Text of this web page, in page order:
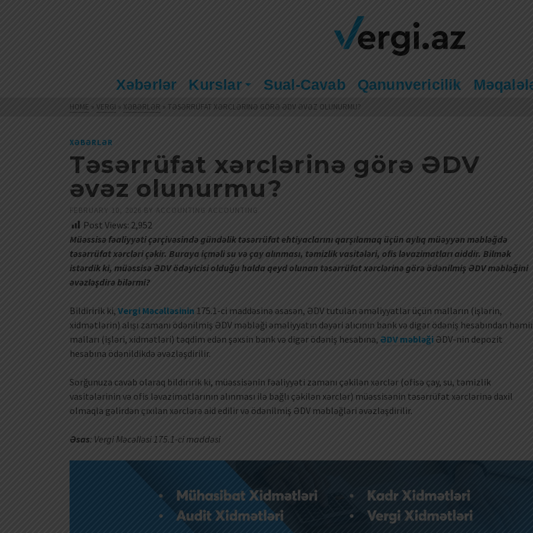
Xəbərlər Kurslar Sual-Cavab Qanunvericilik
HOME » VERGI » XƏBƏRLƏR » TƏSƏRRÜFAT XƏRCLƏRINƏ GÖRƏ ƏDV ƏVƏZ OLUNURMU?
XƏBƏRLƏR
Təsərrüfat xərclərinə görə ƏDV
əvəz olunurmu?
FEBRUARY 10, 2026 BY ACCOUNTING ACCOUNTING
Post Views: 2,952
Müəssisə fəaliyyəti çərçivəsində gündəlik təsərrüfat ehtiyaclarını qarşılamaq üçün aylıq müəyyən məbləğdə
təsərrüfat xərcləri çəkir. Buraya içməli su və çay alınması, təmizlik vasitələri, ofis ləvazimatları aiddir. Bilmək
istərdik ki, müəssisə ƏDV ödəyicisi olduğu halda qeyd olunan təsərrüfat xərclərinə görə ödənilmiş ƏDV məbləğini
əvəzləşdirə bilərmi?
Bildiririk ki, Vergi Məcəlləsinin 175.1-ci maddəsinə əsasən, ƏDV tutulan əməliyyatlar üçün malların (işlərin,
xidmətlərin) alışı zamanı ödənilmiş ƏDV məbləği əməliyyatın dəyəri alıcının bank və digər ödəniş hesabından
malları (işləri, xidmətləri) təqdim edən şəxsin bank və digər ödəniş hesabına, ƏDV məbləği ƏDV-nin depozit
hesabına ödənildikdə əvəzləşdirilir.
Sorğunuza cavab olaraq bildiririk ki, müəssisənin fəaliyyəti zamanı çəkilən xərclər (ofisə çay, su, təmizlik
vasitələrinin və ofis ləvazimatlarının alınması ilə bağlı çəkilən xərclər) müəssisənin təsərrüfat xərclərinə daxil
olmaqla gəlirdən çıxılan xərclərə aid edilir və ödənilmiş ƏDV məbləğləri əvəzləşdirilir.
Əsas: Vergi Məcəlləsi 175.1-ci maddəsi